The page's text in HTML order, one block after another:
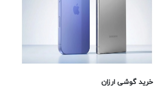
خرید گوشی ارزان